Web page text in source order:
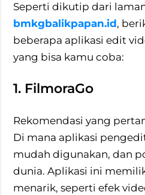
Seperti dikutip dari
bmkgbalikpapan.id,
beberapa aplikasi edit
yang bisa kamu coba:
1. FilmoraGo
Rekomendasi yang
Di mana aplikasi
mudah digunakan, dan
dunia. Aplikasi ini
menarik, seperti efek